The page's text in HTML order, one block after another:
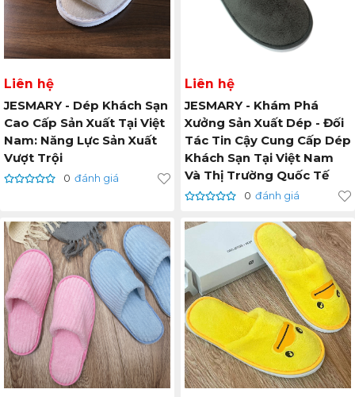
Liên hệ
JESMARY - Dép Khách Sạn
Cao Cấp Sản Xuất Tại Việt
Nam: Năng Lực Sản Xuất
Vượt Trội
0 đánh giá
Liên hệ
JESMARY - Khám Phá
Xưởng Sản Xuất Dép - Đối
Tác Tin Cậy Cung Cấp Dép
Khách Sạn Tại Việt Nam
Và Thị Trường Quốc Tế
0 đánh giá